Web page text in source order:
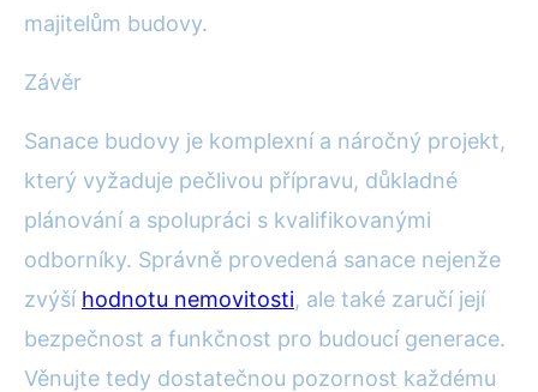
majitelům budovy.
Závěr
Sanace budovy je komplexní a náročný projekt,
který vyžaduje pečlivou přípravu, důkladné
plánování a spolupráci s kvalifikovanými
odborníky. Správně provedená sanace nejenže
zvýší hodnotu nemovitosti, ale také zaručí její
bezpečnost a funkčnost pro budoucí generace.
Věnujte tedy dostatečnou pozornost každému